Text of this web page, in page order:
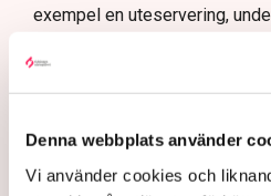
Denna webbplats använder
Vi använder cookies och
exempel en uteservering,
och inglasning.
som inte varit öppna och
offentlig mark. Därför görs
Egebäck, enhetschef på